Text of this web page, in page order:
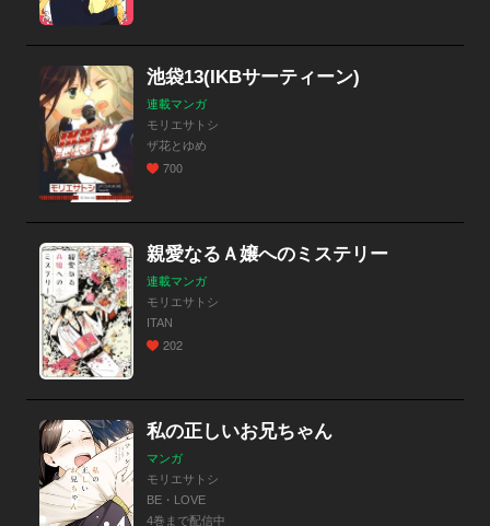
池袋13(IKBサーティーン)
連載マンガ
モリエサトシ
ザ花とゆめ
700
親愛なるＡ嬢へのミステリー
連載マンガ
モリエサトシ
ITAN
202
私の正しいお兄ちゃん
マンガ
モリエサトシ
BE・LOVE
4巻まで配信中